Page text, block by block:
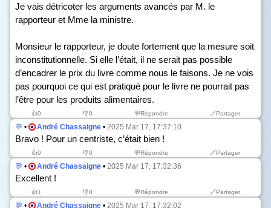
Je vais détricoter les arguments avancés par M. le
rapporteur et Mme la ministre.
Monsieur le rapporteur, je doute fortement que la mesure soit
inconstitutionnelle. Si elle l’était, il ne serait pas possible
d’encadrer le prix du livre comme nous le faisons. Je ne vois
pas pourquoi ce qui est pratiqué pour le livre ne pourrait pas
l’être pour les produits alimentaires.
👍0 👎0 💬Répondre 🔗Partager
💬 • André Chassaigne • 2025 Mar 17, 17:37:10
Bravo ! Pour un centriste, c’était bien !
👍0 👎0 💬Répondre 🔗Partager
💬 • André Chassaigne • 2025 Mar 17, 17:32:36
Excellent !
👍1 👎0 💬Répondre 🔗Partager
💬 • André Chassaigne • 2025 Mar 17, 17:32:02